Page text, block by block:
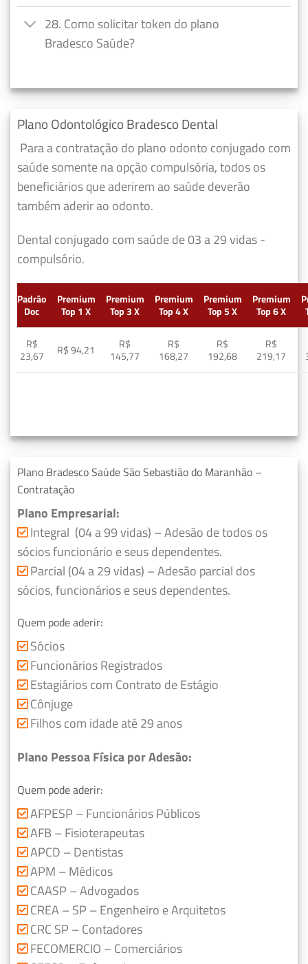
28. Como solicitar token do plano
Bradesco Saúde?
Plano Odontológico Bradesco Dental
Para a contratação do plano odonto conjugado com
saúde somente na opção compulsória, todos os
beneficiários que aderirem ao saúde deverão
também aderir ao odonto.
Dental conjugado com saúde de 03 a 29 vidas -
compulsório.
Padrão
Doc
Premium
Top 1 X
Premium
Top 3 X
Premium
Top 4 X
Premium
Top 5 X
Premium
Top 6 X
R$
23,67
R$ 94,21
R$
145,77
R$
168,27
R$
192,68
R$
219,17
Plano Bradesco Saúde São Sebastião do Maranhão –
Contratação
Plano Empresarial:
Integral (04 a 99 vidas) – Adesão de todos os
sócios funcionário e seus dependentes.
Parcial (04 a 29 vidas) – Adesão parcial dos
sócios, funcionários e seus dependentes.
Quem pode aderir:
Sócios
Funcionários Registrados
Estagiários com Contrato de Estágio
Cônjuge
Filhos com idade até 29 anos
Plano Pessoa Física por Adesão:
Quem pode aderir:
AFPESP – Funcionários Públicos
AFB – Fisioterapeutas
APCD – Dentistas
APM – Médicos
CAASP – Advogados
CREA – SP – Engenheiro e Arquitetos
CRC SP – Contadores
FECOMERCIO – Comerciários